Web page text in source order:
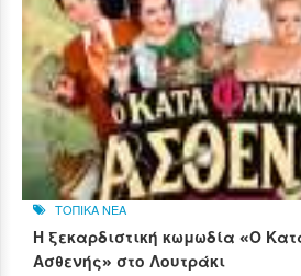
ΤΟΠΙΚΑ ΝΕΑ
Η ξεκαρδιστική κωμωδία «Ο
Ασθενής» στο Λουτράκι